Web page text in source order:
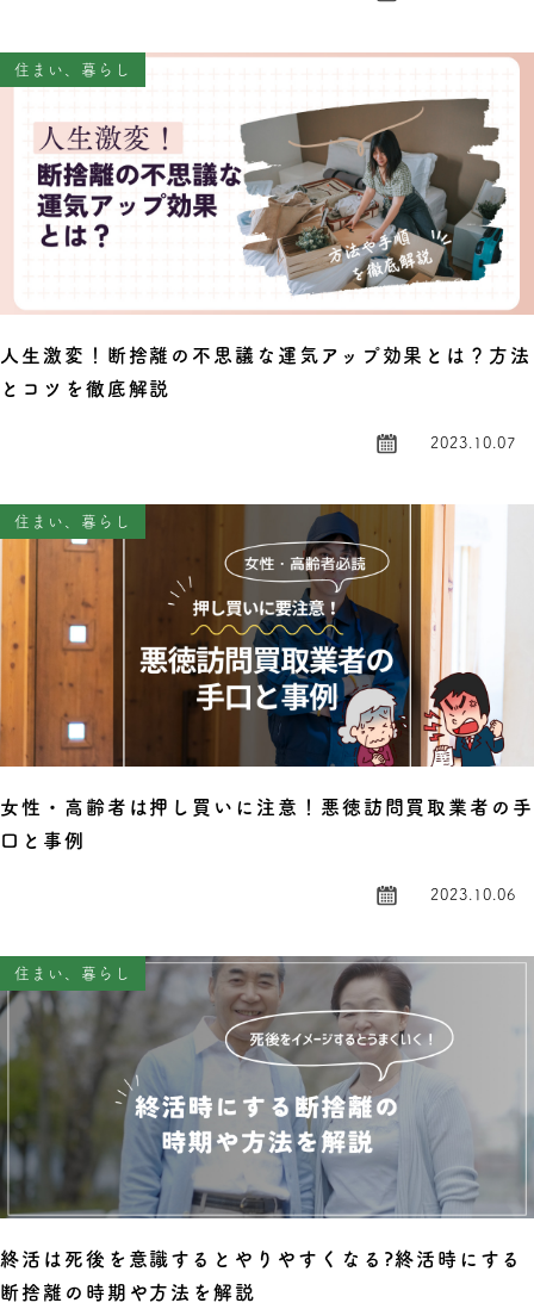
住まい、暮らし
人生激変！断捨離の不思議な運気アップ効果とは？方法
とコツを徹底解説
2023.10.07
住まい、暮らし
女性・高齢者は押し買いに注意！悪徳訪問買取業者の手
口と事例
2023.10.06
住まい、暮らし
終活は死後を意識するとやりやすくなる?終活時にする
断捨離の時期や方法を解説